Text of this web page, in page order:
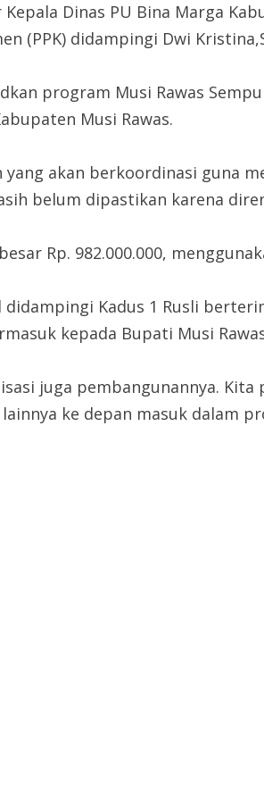
Dinas PU Bina Marga
(PPK) didampingi Dwi
program Musi Rawas
Musi Rawas.
akan berkoordinasi guna
belum dipastikan karena
Rp. 982.000.000,
didampingi Kadus 1 Rusli
kepada Bupati Musi
juga pembangunannya.
ke depan masuk dalam